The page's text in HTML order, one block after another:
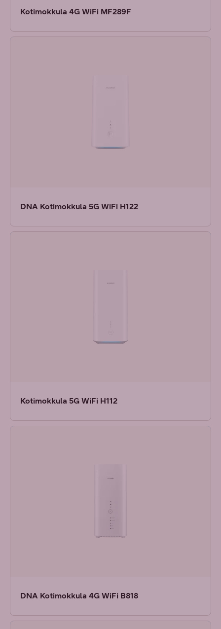
Kotimokkula 4G WiFi MF289F
DNA Kotimokkula 5G WiFi H122
Kotimokkula 5G WiFi H112
DNA Kotimokkula 4G WiFi B818